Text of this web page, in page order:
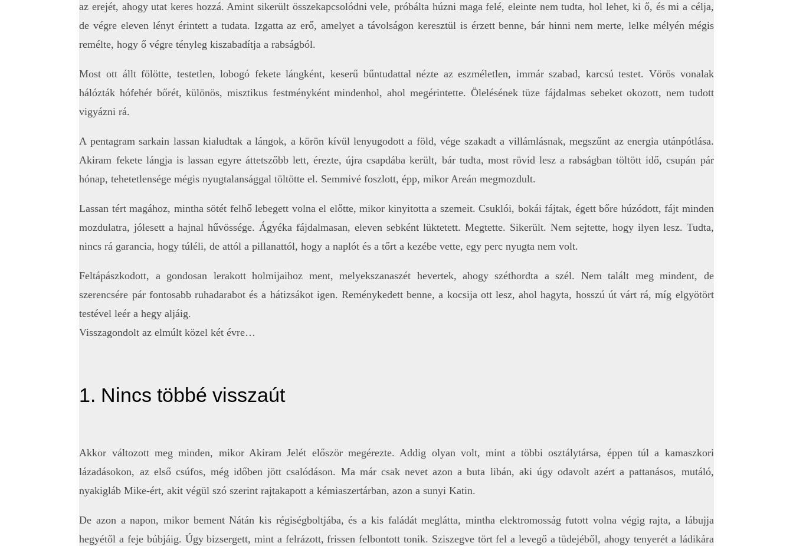
az erejét, ahogy utat keres hozzá. Amint sikerült összekapcsolódni vele, próbálta húzni maga felé, eleinte nem tudta, hol lehet, ki ő, és mi a célja,
de végre eleven lényt érintett a tudata. Izgatta az erő, amelyet a távolságon keresztül is érzett benne, bár hinni nem merte, lelke mélyén mégis
remélte, hogy ő végre tényleg kiszabadítja a rabságból.
Most ott állt fölötte, testetlen, lobogó fekete lángként, keserű bűntudattal nézte az eszméletlen, immár szabad, karcsú testet. Vörös vonalak
hálózták hófehér bőrét, különös, misztikus festményként mindenhol, ahol megérintette. Ölelésének tüze fájdalmas sebeket okozott, nem tudott
vigyázni rá.
A pentagram sarkain lassan kialudtak a lángok, a körön kívül lenyugodott a föld, vége szakadt a villámlásnak, megszűnt az energia utánpótlása.
Akiram fekete lángja is lassan egyre áttetszőbb lett, érezte, újra csapdába került, bár tudta, most rövid lesz a rabságban töltött idő, csupán pár
hónap, tehetetlensége mégis nyugtalansággal töltötte el. Semmivé foszlott, épp, mikor Areán megmozdult.
Lassan tért magához, mintha sötét felhő lebegett volna el előtte, mikor kinyitotta a szemeit. Csuklói, bokái fájtak, égett bőre húzódott, fájt minden
mozdulatra, jólesett a hajnal hűvössége. Ágyéka fájdalmasan, eleven sebként lüktetett. Megtette. Sikerült. Nem sejtette, hogy ilyen lesz. Tudta,
nincs rá garancia, hogy túléli, de attól a pillanattól, hogy a naplót és a tőrt a kezébe vette, egy perc nyugta nem volt.
Feltápászkodott, a gondosan lerakott holmijaihoz ment, melyekszanaszét hevertek, ahogy széthordta a szél. Nem talált meg mindent, de
szerencsére pár fontosabb ruhadarabot és a hátizsákot igen. Reménykedett benne, a kocsija ott lesz, ahol hagyta, hosszú út várt rá, míg elgyötört
testével leér a hegy aljáig.
Visszagondolt az elmúlt közel két évre…
1. Nincs többé visszaút
Akkor változott meg minden, mikor Akiram Jelét először megérezte. Addig olyan volt, mint a többi osztálytársa, éppen túl a kamaszkori
lázadásokon, az első csúfos, még időben jött csalódáson. Ma már csak nevet azon a buta libán, aki úgy odavolt azért a pattanásos, mutáló,
nyakigláb Mike-ért, akit végül szó szerint rajtakapott a kémiaszertárban, azon a sunyi Katin.
De azon a napon, mikor bement Nátán kis régiségboltjába, és a kis faládát meglátta, mintha elektromosság futott volna végig rajta, a lábujja
hegyétől a feje búbjáig. Úgy bizsergett, mint a felrázott, frissen felbontott tonik. Sziszegve tört fel a levegő a tüdejéből, ahogy tenyerét a ládikára